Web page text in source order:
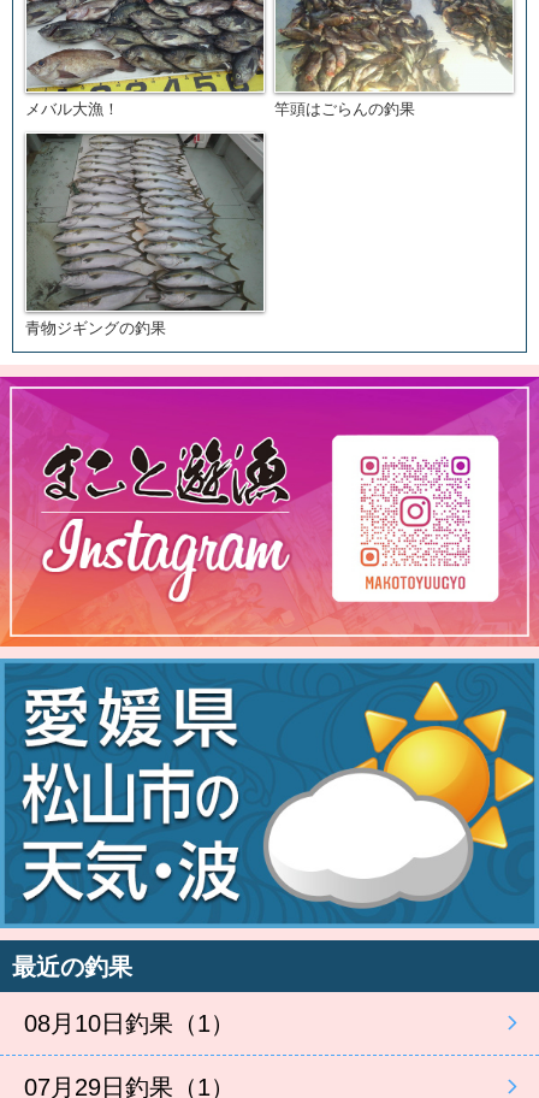
メバル大漁！ 竿頭はごらんの釣果
青物ジギングの釣果
最近の釣果
08月10日釣果（1）
07月29日釣果（1）